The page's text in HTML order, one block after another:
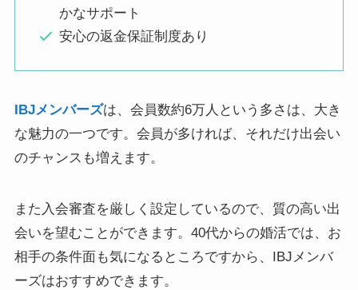
かなサポート
安心の返金保証制度あり
IBJメンバーズは、会員数約6万人という多さは、大き
な魅力の一つです。会員が多ければ、それだけ出会い
のチャンスも増えます。
また入会審査を厳しく設定しているので、質の高い出
会いを望むことができます。40代からの婚活では、お
相手の条件面も気になるところですから、IBJメンバ
ーズはおすすめできます。